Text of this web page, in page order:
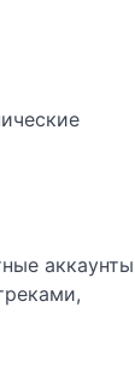
аккаунты